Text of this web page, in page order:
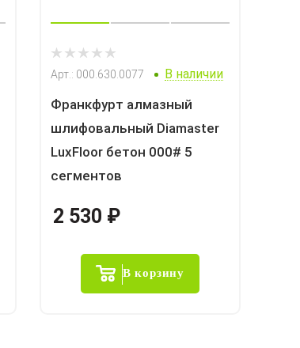
Арт.: 000.630.0077 В наличии
Франкфурт алмазный
шлифовальный Diamaster
LuxFloor бетон 000# 5
сегментов
2 530 ₽
В корзину